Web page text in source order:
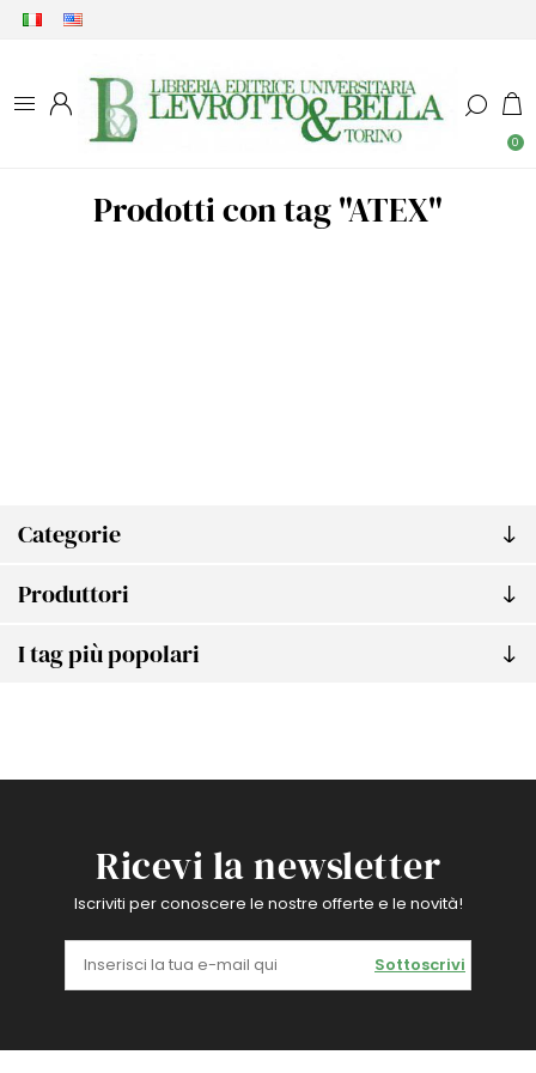
0
Categorie
Produttori
I tag più popolari
Prodotti con tag "ATEX"
Ricevi la newsletter
Iscriviti per conoscere le nostre offerte e le novità!
Sottoscrivi